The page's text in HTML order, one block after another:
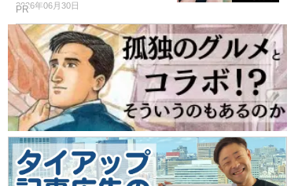
2026年06月30日
PR